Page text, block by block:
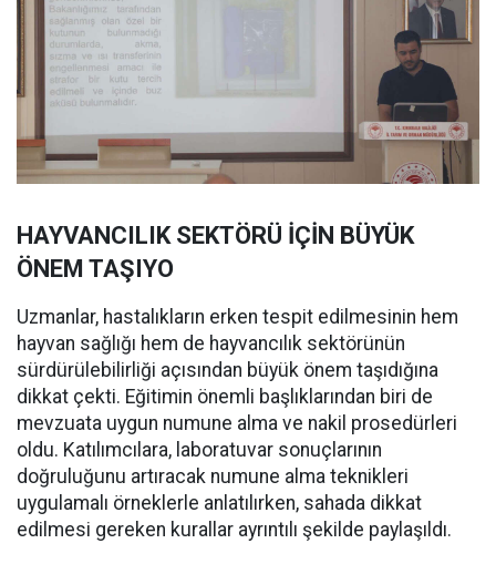
HAYVANCILIK SEKTÖRÜ İÇİN BÜYÜK
ÖNEM TAŞIYO
Uzmanlar, hastalıkların erken tespit edilmesinin hem
hayvan sağlığı hem de hayvancılık sektörünün
sürdürülebilirliği açısından büyük önem taşıdığına
dikkat çekti. Eğitimin önemli başlıklarından biri de
mevzuata uygun numune alma ve nakil prosedürleri
oldu. Katılımcılara, laboratuvar sonuçlarının
doğruluğunu artıracak numune alma teknikleri
uygulamalı örneklerle anlatılırken, sahada dikkat
edilmesi gereken kurallar ayrıntılı şekilde paylaşıldı.